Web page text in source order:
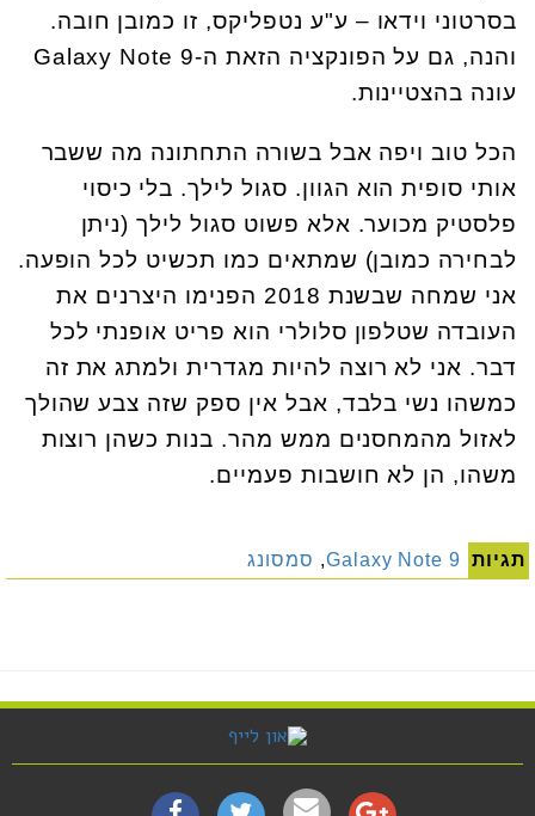
בסרטוני וידאו – ע"ע נטפליקס, זו כמובן חובה.
והנה, גם על הפונקציה הזאת ה-Galaxy Note 9
עונה בהצטיינות.
הכל טוב ויפה אבל בשורה התחתונה מה ששבר
אותי סופית הוא הגוון. סגול לילך. בלי כיסוי
פלסטיק מכוער. אלא פשוט סגול לילך (ניתן
לבחירה כמובן) שמתאים כמו תכשיט לכל הופעה.
אני שמחה שבשנת 2018 הפנימו היצרנים את
העובדה שטלפון סלולרי הוא פריט אופנתי לכל
דבר. אני לא רוצה להיות מגדרית ולמתג את זה
כמשהו נשי בלבד, אבל אין ספק שזה צבע שהולך
לאזול מהמחסנים ממש מהר. בנות כשהן רוצות
משהו, הן לא חושבות פעמיים.
תגיות Galaxy Note 9
, סמסונג